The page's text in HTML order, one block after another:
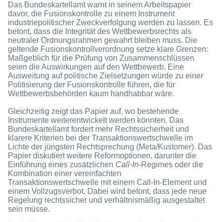
Das Bundeskartellamt warnt in seinem Arbeitspapier
davor, die Fusionskontrolle zu einem Instrument
industriepolitischer Zweckverfolgung werden zu lassen. Es
betont, dass die Integrität des Wettbewerbsrechts als
neutraler Ordnungsrahmen gewahrt bleiben muss. Die
geltende Fusionskontrollverordnung setze klare Grenzen:
Maßgeblich für die Prüfung von Zusammenschlüssen
seien die Auswirkungen auf den Wettbewerb. Eine
Ausweitung auf politische Zielsetzungen würde zu einer
Politisierung der Fusionskontrolle führen, die für
Wettbewerbsbehörden kaum handhabbar wäre.
Gleichzeitig zeigt das Papier auf, wo bestehende
Instrumente weiterentwickelt werden könnten. Das
Bundeskartellamt fordert mehr Rechtssicherheit und
klarere Kriterien bei der Transaktionswertschwelle im
Lichte der jüngsten Rechtsprechung (Meta/Kustomer). Das
Papier diskutiert weitere Reformoptionen, darunter die
Einführung eines zusätzlichen Call-In-Regimes oder die
Kombination einer vereinfachten
Transaktionswertschwelle mit einem Call-In-Element und
einem Vollzugsverbot. Dabei wird betont, dass jede neue
Regelung rechtssicher und verhältnismäßig ausgestaltet
sein müsse.